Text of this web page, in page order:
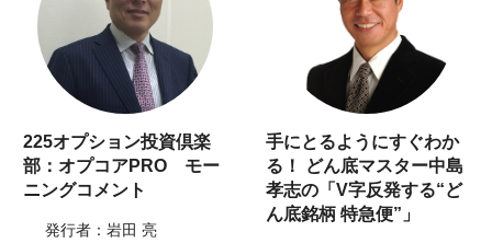
225オプション投資倶楽
部：オプコアPRO モー
ニングコメント
発行者：岩田 亮
手にとるようにすぐわか
る！ どん底マスター中島
孝志の「V字反発する“ど
ん底銘柄 特急便”」